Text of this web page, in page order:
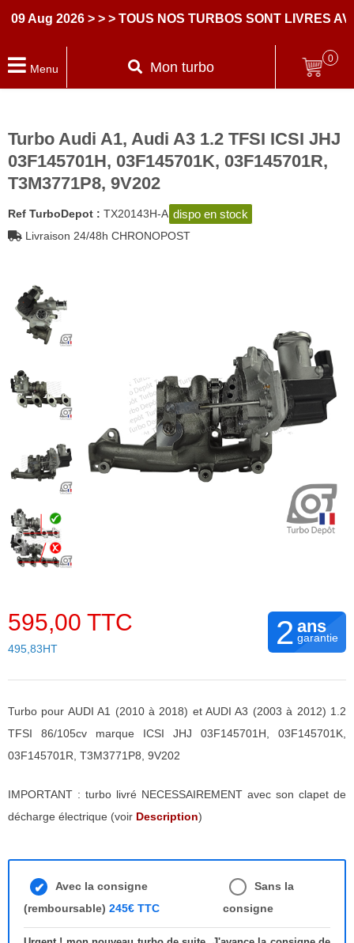
2026 > > > TOUS NOS TURBOS SONT LIVRES AVEC
Menu Mon turbo
0
Turbo Audi A1, Audi A3 1.2 TFSI ICSI JHJ
03F145701H, 03F145701K, 03F145701R,
T3M3771P8, 9V202
Ref TurboDepot : TX20143H-A dispo en stock
Livraison 24/48h CHRONOPOST
595,00 TTC
495,83HT 2 ans
garantie
Turbo pour AUDI A1 (2010 à 2018) et AUDI A3 (2003 à 2012) 1.2
TFSI 86/105cv marque ICSI JHJ 03F145701H, 03F145701K,
03F145701R, T3M3771P8, 9V202
IMPORTANT : turbo livré NECESSAIREMENT avec son clapet de
décharge électrique (voir Description)
Avec la consigne
(remboursable) 245€ TTC
Sans la
consigne